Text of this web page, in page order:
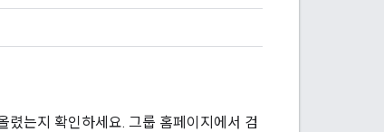
는지 확인하세요. 그룹 홈페이지에서 검